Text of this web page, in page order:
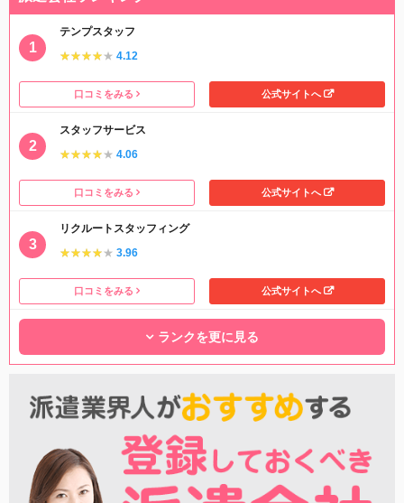
テンプスタッフ
★★★★★
★★★★★ 4.12
口コミをみる 公式サイトへ
スタッフサービス
★★★★★
★★★★★ 4.06
口コミをみる 公式サイトへ
リクルートスタッフィング
★★★★★
★★★★★ 3.96
口コミをみる 公式サイトへ
ランクを更に見る